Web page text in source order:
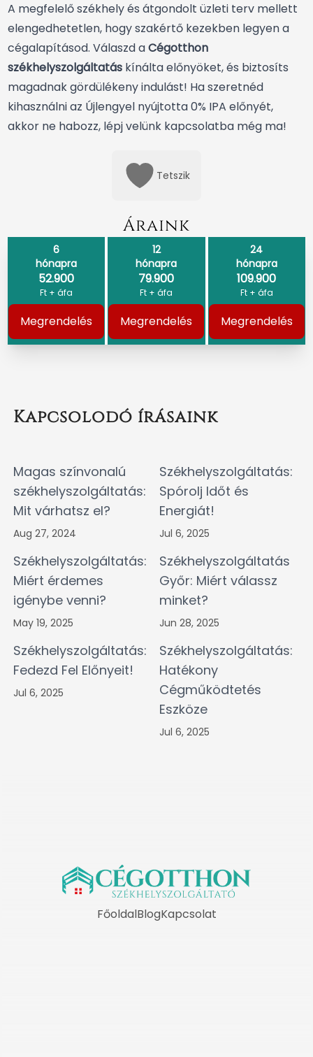
A megfelelő székhely és átgondolt üzleti terv mellett
elengedhetetlen, hogy szakértő kezekben legyen a
cégalapításod. Válaszd aCégotthon
székhelyszolgáltatás kínálta előnyöket, és biztosíts
magadnak gördülékeny indulást! Ha szeretnéd
kihasználni az Újlengyel nyújtotta 0% IPA előnyét,
akkor ne habozz, lépj velünk kapcsolatba még ma!
Tetszik
Áraink
6
hónapra
52.900
Ft + áfa
Megrendelés
12
hónapra
79.900
Ft + áfa
Megrendelés
24
hónapra
109.900
Ft + áfa
Megrendelés
Kapcsolodó írásaink
Magas színvonalú
székhelyszolgáltatás:
Mit várhatsz el?
Aug 27, 2024
Székhelyszolgáltatás:
Spórolj Időt és
Energiát!
Jul 6, 2025
Székhelyszolgáltatás:
Miért érdemes
igénybe venni?
May 19, 2025
Székhelyszolgáltatás
Győr: Miért válassz
minket?
Jun 28, 2025
Székhelyszolgáltatás:
Fedezd Fel Előnyeit!
Jul 6, 2025
Székhelyszolgáltatás:
Hatékony
Cégműködtetés
Eszköze
Jul 6, 2025
FőoldalBlogKapcsolat